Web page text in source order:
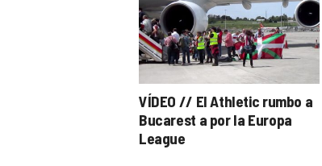
VÍDEO // El Athletic rumbo a
Bucarest a por la Europa
League